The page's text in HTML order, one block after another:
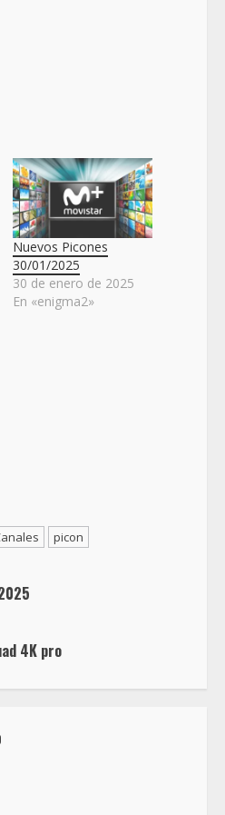
Nuevos Picones
30/01/2025
30 de enero de 2025
En «enigma2»
picon
4K pro